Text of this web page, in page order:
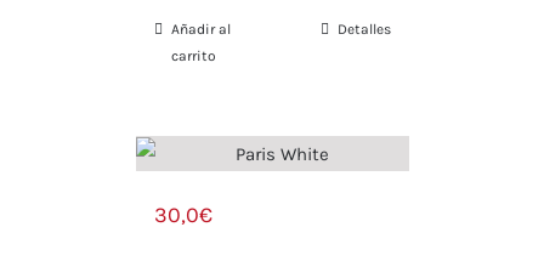
Añadir al
carrito
Detalles
30,0€